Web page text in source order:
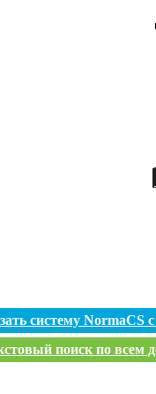
систему
поиск по всем